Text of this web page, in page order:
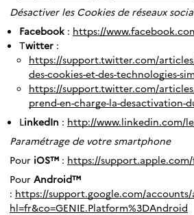
Désactiver les Cookies de réseaux
Facebook : https://
Twitter :
https://support.twitter.com/
des-cookies-et-des-technologies-
https://support.twitter.com/
prend-en-charge-la-desactivation-
LinkedIn : http://www.linkedin.com/
Paramétrage de votre smartphone
Pour iOS™ : https://support.apple.com/
Pour Android™
: https://support.google.com/accounts/
hl=fr&co=GENIE.Platform%3DAndroid